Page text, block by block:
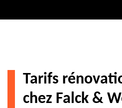
Tarifs
chez Falck &